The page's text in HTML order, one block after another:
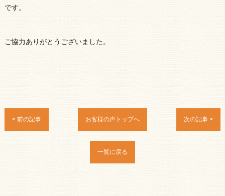
です。
ご協力ありがとうございました。
< 前の記事 お客様の声トップへ 次の記事 >
一覧に戻る